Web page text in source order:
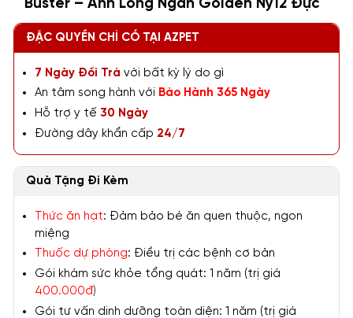
Buster – Anh Lông Ngắn Golden Ny12 Đực
ĐẶC QUYỀN CHỈ CÓ TẠI AZPET
7 Ngày Đổi Trả với bất kỳ lý do gì
An tâm song hành với Bảo Hành 365 Ngày
Hỗ trợ y tế 30 Ngày
Đường dây khẩn cấp 24/7
Quà Tặng Đi Kèm
Thức ăn hạt: Đảm bảo bé ăn quen thuộc, ngon
miệng
Thuốc dự phòng: Điều trị các bệnh cơ bản
Gói khám sức khỏe tổng quát: 1 năm (trị giá
400.000đ)
Gói tư vấn dinh dưỡng toàn diện: 1 năm (trị giá